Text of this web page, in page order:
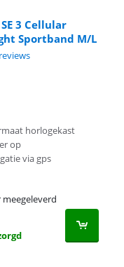
3 Cellular
Sportband M/L
reviews.
horlogekast
op
via gps